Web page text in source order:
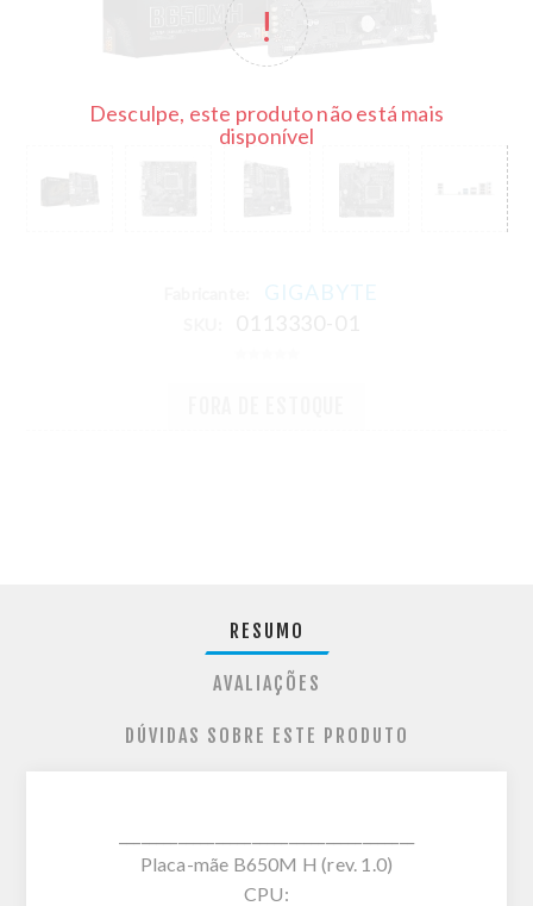
Desculpe, este produto não está mais
disponível
GIGABYTE
RESUMO
AVALIAÇÕES
DÚVIDAS SOBRE ESTE PRODUTO
Placa-mãe B650M H (rev. 1.0)
CPU: